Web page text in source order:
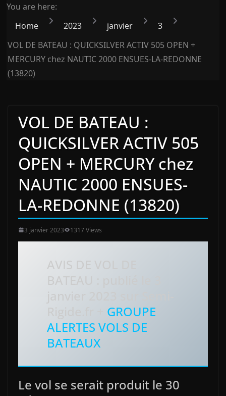
You are here:
Home
2023 janvier
3
VOL DE BATEAU : QUICKSILVER ACTIV 505 OPEN +
MERCURY chez NAUTIC 2000 ENSUES-LA-REDONNE
(13820)
VOL DE BATEAU :
QUICKSILVER ACTIV 505
OPEN + MERCURY chez
NAUTIC 2000 ENSUES-
LA-REDONNE (13820)
3 janvier 2023 1317 Views
AVIS DE VOL DE
BATEAU : publié le 3
janvier 2023 sur Semi-
GROUPE
ALERTES VOLS DE
BATEAUX
Le vol se serait produit le 30